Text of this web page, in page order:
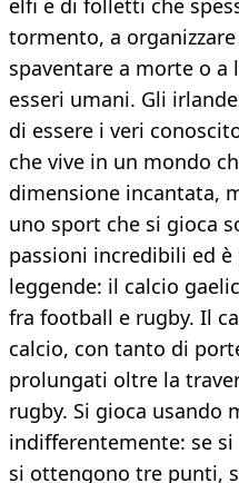
elfi e di folletti che
tormento, a
spaventare a morte o
esseri umani. Gli
di essere i veri
che vive in un mondo
dimensione incantata,
uno sport che si gioca
passioni incredibili ed
leggende: il calcio
fra football e rugby. Il
calcio, con tanto di
prolungati oltre la
rugby. Si gioca usando
indifferentemente: se
si ottengono tre punti,